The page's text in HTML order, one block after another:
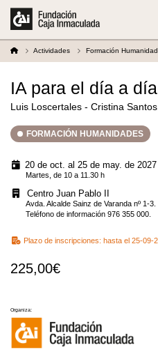
Actividades Formación
IA para el día a
Luis Loscertales - Cristina
FORMACIÓN HUMANIDADES
20 de oct. al 25 de may. de 2027
Martes, de 10 a 11.30 h
Centro Juan Pablo II
Avda. Alcalde Sainz de Varanda nº 1-
Teléfono de información 976 355 000.
Plazo de inscripciones: hasta el 25-09-
225,00€
Organiza: